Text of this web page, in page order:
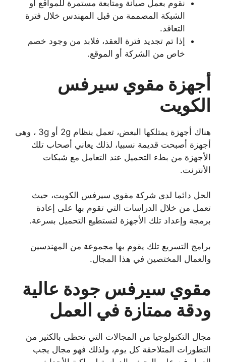
نقوم بعمل صيانة ومتابعة مستمرة للمواقع او
الشبكة المصممة من قبل المهندس خلال فترة
التعاقد.
إذا تم تجديد فترة العقد، فلابد من وجود خصم
خاص من الشركة أو الموقع.
أجهزة مقوي سيرفس
الكويت
هناك أجهزة يمتلكها البعض، تعمل بنظام 2g أو 3g ، وهى
أجهزة أصبحت قديمة نسبيا، لذلك يعاني أصحاب تلك
الأجهزة من بطء التحميل عند التعامل مع شبكات
الأنترنت.
الحل دائما لدى شركة مقوي سيرفس الكويت، حيث
تعمل من خلال الدراسات التي تقوم بها على إعادة
برمجة وإعداد تلك الأجهزة لتستطيع التحميل بسرعة.
برامج التسريع تلك يقوم بها مجموعة من المهندسين
والعمال المختصين في هذا المجال.
مقوي سيرفس جودة عالية
ودقة ممتازة في العمل
مجال التكنولوجيا من المجالات التي تحظى بالكثير من
التطورات المتلاحقة كل يوم، ولذلك فهو مجال يجب